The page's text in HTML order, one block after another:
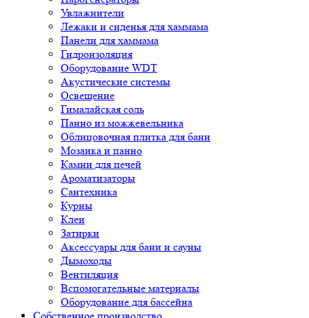
Увлажнители
Лежаки и сиденья для хаммама
Панели для хаммама
Гидроизоляция
Оборудование WDT
Акустические системы
Освещение
Гималайская соль
Панно из можжевельника
Облицовочная плитка для бани
Мозаика и панно
Камни для печей
Ароматизаторы
Сантехника
Курны
Клеи
Затирки
Аксессуары для бани и сауны
Дымоходы
Вентиляция
Вспомогательные материалы
Оборудование для бассейна